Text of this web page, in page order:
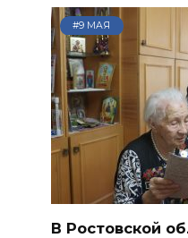
#9 МАЯ
В Ростовской